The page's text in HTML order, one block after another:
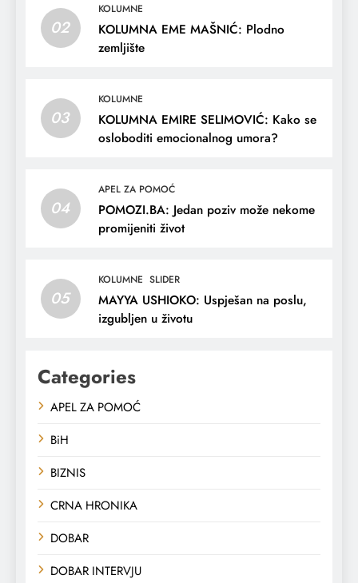
02
KOLUMNE
KOLUMNA EME MAŠNIĆ: Plodno
zemljište
03
KOLUMNE
KOLUMNA EMIRE SELIMOVIĆ: Kako se
osloboditi emocionalnog umora?
04
APEL ZA POMOĆ
POMOZI.BA: Jedan poziv može nekome
promijeniti život
05
KOLUMNE SLIDER
MAYYA USHIOKO: Uspješan na poslu,
izgubljen u životu
Categories
APEL ZA POMOĆ
BiH
BIZNIS
CRNA HRONIKA
DOBAR
DOBAR INTERVJU